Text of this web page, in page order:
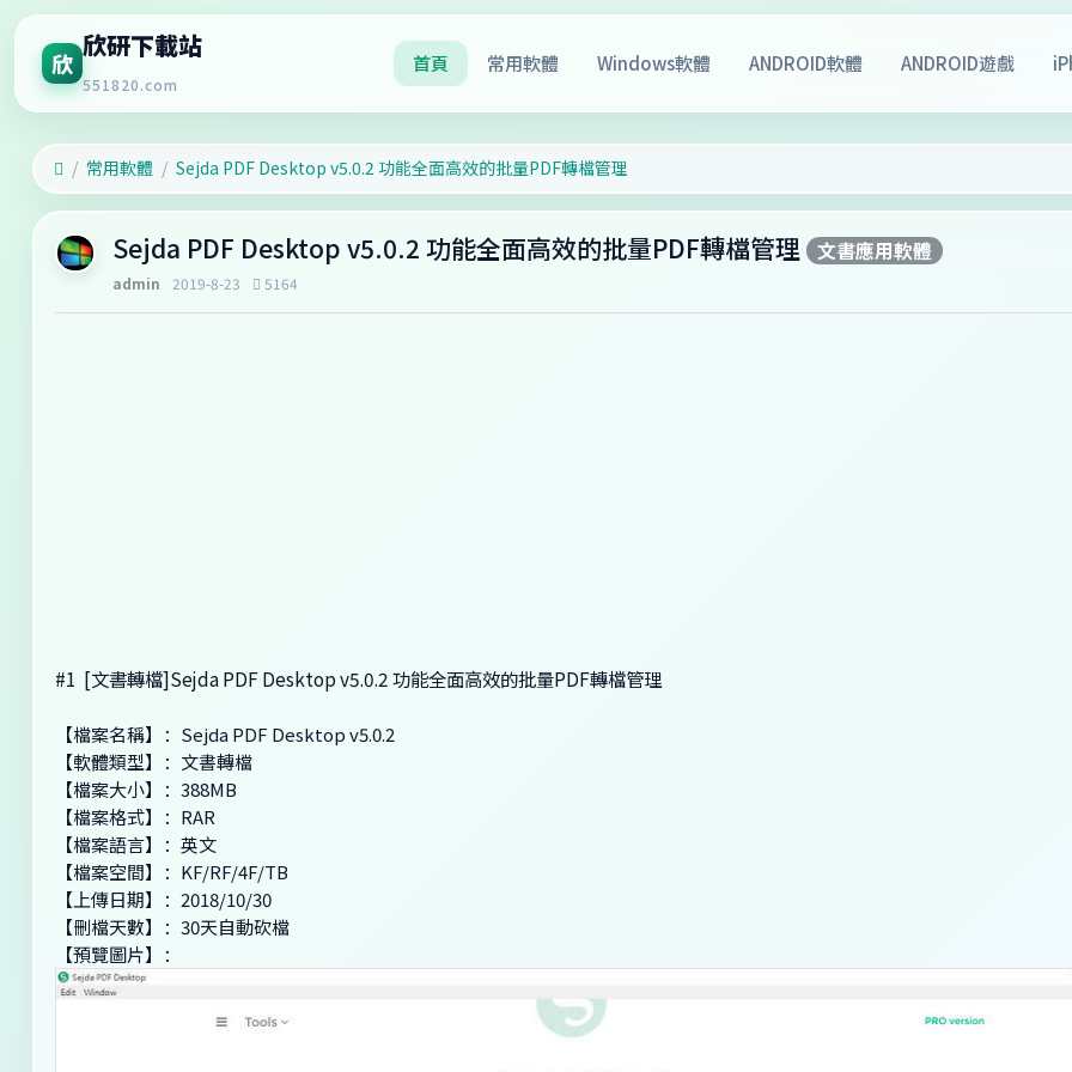
欣
欣研下載站
551820.com
首頁 常用軟體 Windows軟體 ANDROID軟體 ANDROID遊戲
常用軟體 Sejda PDF Desktop v5.0.2 功能全面高效的批量PDF轉檔管理
Sejda PDF Desktop v5.0.2 功能全面高效的批量PDF轉檔管理 文書應用軟體
admin 2019-8-23 5164
#1 [文書轉檔]Sejda PDF Desktop v5.0.2 功能全面高效的批量PDF轉檔管理
【檔案名稱】：Sejda PDF Desktop v5.0.2
【軟體類型】：文書轉檔
【檔案大小】：388MB
【檔案格式】：RAR
【檔案語言】：英文
【檔案空間】：KF/RF/4F/TB
【上傳日期】：2018/10/30
【刪檔天數】：30天自動砍檔
【預覽圖片】：